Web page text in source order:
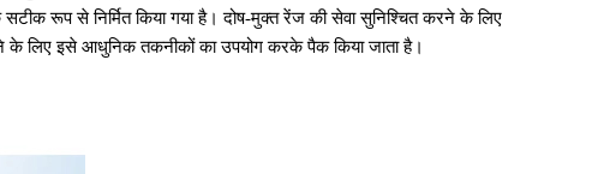
रूप से निर्मित किया गया है। दोष-मुक्त रेंज की सेवा सुनिश्चित करने के लिए
के लिए इसे आधुनिक तकनीकों का उपयोग करके पैक किया जाता है।